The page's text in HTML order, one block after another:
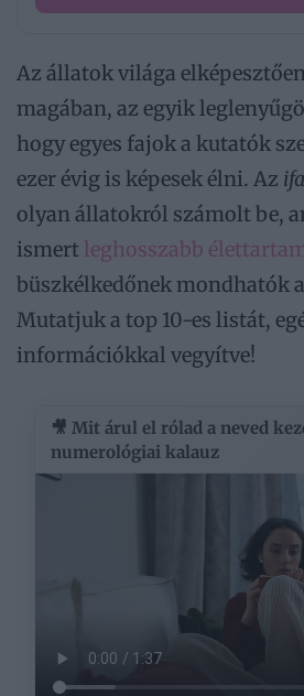
Az állatok világa
magában, az egyik
hogy egyes fajok a kutatók
ezer évig is képesek élni. Az
olyan állatokról számolt be,
ismert leghosszabb
büszkélkedőnek mondhatók
Mutatjuk a top 10-es listát,
információkkal vegyítve!
🎥 Mit árul el rólad a neved
numerológiai kalauz